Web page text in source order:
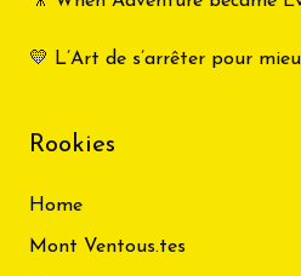
💛 L’Art de s’arrêter pour
Rookies
Home
Mont Ventous.tes